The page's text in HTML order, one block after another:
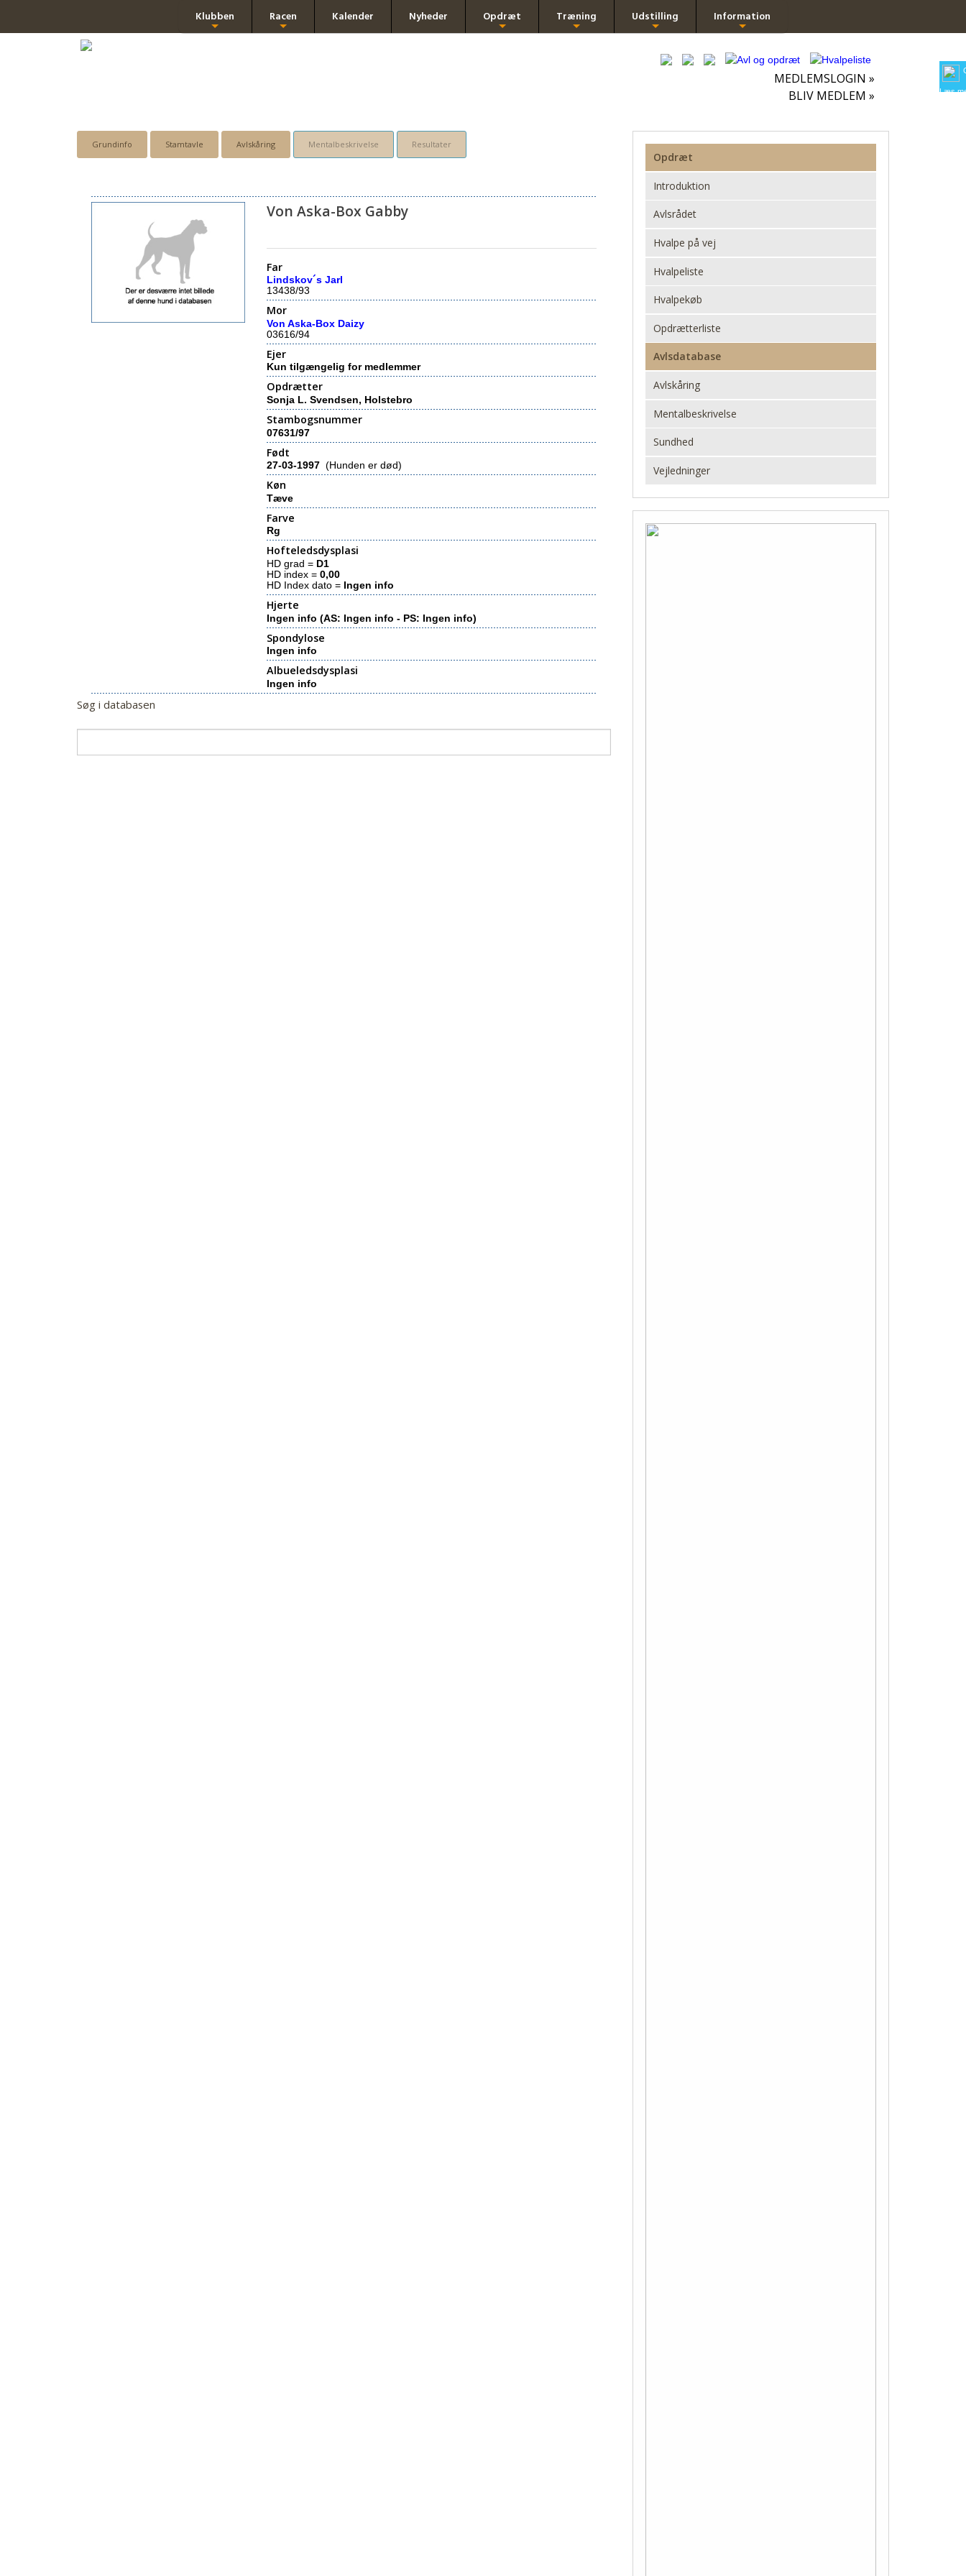
Læs
Klubben Racen Kalender Nyheder Opdræt Træning Udstilling Information
MEDLEMSLOGIN »
BLIV MEDLEM »
Grundinfo Stamtavle Avlskåring Mentalbeskrivelse Resultater
Von Aska-Box Gabby
Far
Lindskov´s Jarl
13438/93
Mor
Von Aska-Box Daizy
03616/94
Ejer
Kun tilgængelig for medlemmer
Opdrætter
Sonja L. Svendsen, Holstebro
Stambogsnummer
07631/97
Født
27-03-1997 (Hunden er død)
Køn
Tæve
Farve
Rg
Hofteledsdysplasi
HD grad = D1
HD index =0,00
HD Index dato = Ingen info
Hjerte
Ingen info (AS: Ingen info - PS: Ingen info)
Spondylose
Ingen info
Albueledsdysplasi
Ingen info
Søg i databasen
Opdræt
Introduktion
Avlsrådet
Hvalpe på vej
Hvalpeliste
Hvalpekøb
Opdrætterliste
Avlsdatabase
Avlskåring
Mentalbeskrivelse
Sundhed
Vejledninger